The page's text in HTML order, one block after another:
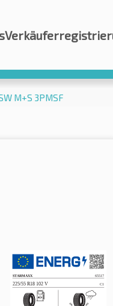
M+S 3PMSF